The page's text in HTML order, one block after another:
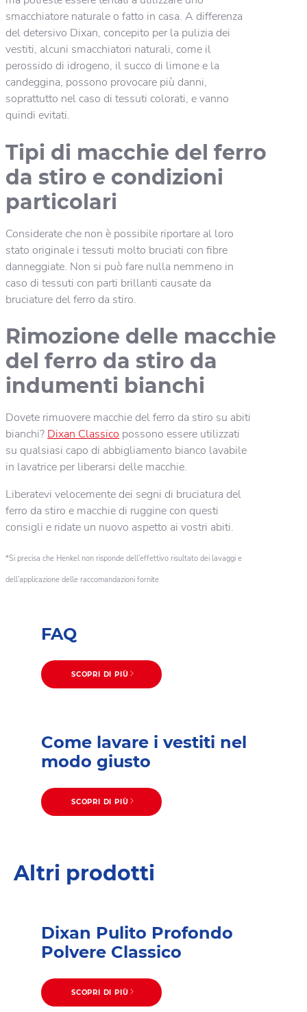
smacchiatore naturale o fatto in casa. A differenza
del detersivo Dixan, concepito per la pulizia dei
vestiti, alcuni smacchiatori naturali, come il
perossido di idrogeno, il succo di limone e la
candeggina, possono provocare più danni,
soprattutto nel caso di tessuti colorati, e vanno
quindi evitati.
Tipi di macchie del ferro
da stiro e condizioni
particolari
Considerate che non è possibile riportare al loro
stato originale i tessuti molto bruciati con fibre
danneggiate. Non si può fare nulla nemmeno in
caso di tessuti con parti brillanti causate da
bruciature del ferro da stiro.
Rimozione delle macchie
del ferro da stiro da
indumenti bianchi
Dovete rimuovere macchie del ferro da stiro su abiti
bianchi?Dixan Classico possono essere utilizzati
su qualsiasi capo di abbigliamento bianco lavabile
in lavatrice per liberarsi delle macchie.
Liberatevi velocemente dei segni di bruciatura del
ferro da stiro e macchie di ruggine con questi
consigli e ridate un nuovo aspetto ai vostri abiti.
*Si precisa che Henkel non risponde dell’effettivo risultato dei lavaggi e
dell’applicazione delle raccomandazioni fornite
FAQ
SCOPRI DI PIÙ
Come lavare i vestiti nel
modo giusto
SCOPRI DI PIÙ
Altri prodotti
Dixan Pulito Profondo
Polvere Classico
SCOPRI DI PIÙ